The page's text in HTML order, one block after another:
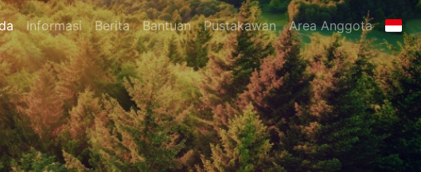
Informasi Berita Bantuan Pustakawan Area Anggota